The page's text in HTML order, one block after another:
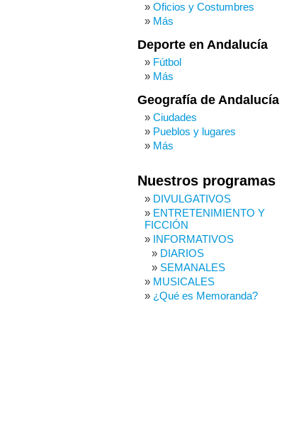
Oficios y Costumbres
Más
Deporte en Andalucía
Fútbol
Más
Geografía de Andalucía
Ciudades
Pueblos y lugares
Más
Nuestros programas
DIVULGATIVOS
ENTRETENIMIENTO Y
FICCIÓN
INFORMATIVOS
DIARIOS
SEMANALES
MUSICALES
¿Qué es Memoranda?